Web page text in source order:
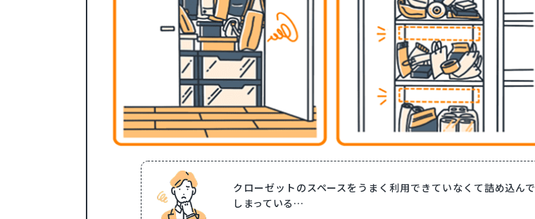
クローゼットのスペースをうまく利用できていなくて詰め込んで
しまっている…